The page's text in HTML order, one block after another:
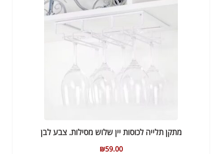
מתקן תלייה לכוסות יין שלוש מסילות. צבע לבן
₪59.00